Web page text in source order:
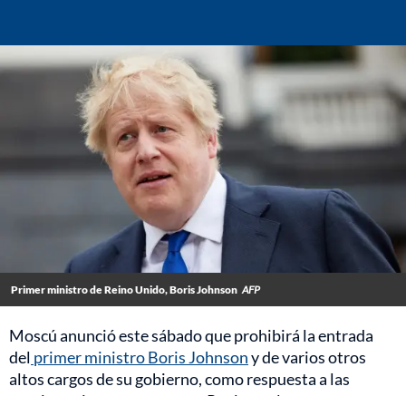
Primer ministro de Reino Unido, Boris Johnson AFP
Moscú anunció este sábado que prohibirá la entrada
del primer ministro Boris Johnsony de varios otros
altos cargos de su gobierno, como respuesta a las